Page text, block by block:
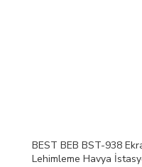
BEST BEB BST-938
Lehimleme Havya